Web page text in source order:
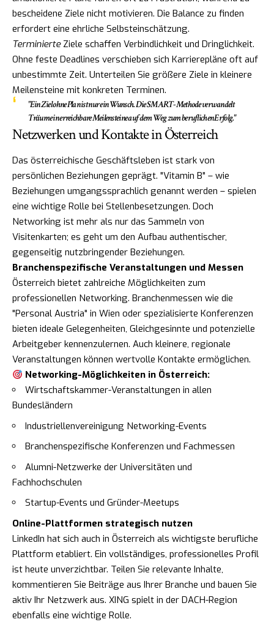
bescheidene Ziele nicht motivieren. Die Balance zu finden
erfordert eine ehrliche Selbsteinschätzung.
TerminierteZiele schaffen Verbindlichkeit und Dringlichkeit.
Ohne feste Deadlines verschieben sich Karrierepläne oft auf
unbestimmte Zeit. Unterteilen Sie größere Ziele in kleinere
Meilensteine mit konkreten Terminen.
"Ein Ziel ohne Plan ist nur ein Wunsch. Die SMART-Methode verwandelt
Träume in erreichbare Meilensteine auf dem Weg zum beruflichen Erfolg."
Netzwerken und Kontakte in Österreich
Das österreichische Geschäftsleben ist stark von
persönlichen Beziehungen geprägt. "Vitamin B" – wie
Beziehungen umgangssprachlich genannt werden – spielen
eine wichtige Rolle bei Stellenbesetzungen. Doch
Networking ist mehr als nur das Sammeln von
Visitenkarten; es geht um den Aufbau authentischer,
gegenseitig nutzbringender Beziehungen.
Branchenspezifische Veranstaltungen und Messen
Österreich bietet zahlreiche Möglichkeiten zum
professionellen Networking. Branchenmessen wie die
"Personal Austria" in Wien oder spezialisierte Konferenzen
bieten ideale Gelegenheiten, Gleichgesinnte und potenzielle
Arbeitgeber kennenzulernen. Auch kleinere, regionale
Veranstaltungen können wertvolle Kontakte ermöglichen.
Networking-Möglichkeiten in Österreich:
Wirtschaftskammer-Veranstaltungen in allen
Bundesländern
Industriellenvereinigung Networking-Events
Branchenspezifische Konferenzen und Fachmessen
Alumni-Netzwerke der Universitäten und
Fachhochschulen
Startup-Events und Gründer-Meetups
Online-Plattformen strategisch nutzen
LinkedIn hat sich auch in Österreich als wichtigste berufliche
Plattform etabliert. Ein vollständiges, professionelles Profil
ist heute unverzichtbar. Teilen Sie relevante Inhalte,
kommentieren Sie Beiträge aus Ihrer Branche und bauen Sie
aktiv Ihr Netzwerk aus. XING spielt in der DACH-Region
ebenfalls eine wichtige Rolle.